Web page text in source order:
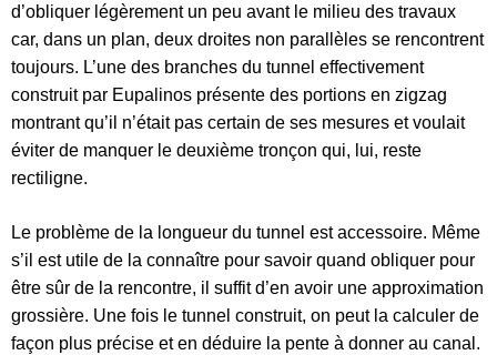
d’obliquer légèrement un peu avant le milieu des travaux
car, dans un plan, deux droites non parallèles se rencontrent
toujours. L’une des branches du tunnel effectivement
construit par Eupalinos présente des portions en zigzag
montrant qu’il n’était pas certain de ses mesures et voulait
éviter de manquer le deuxième tronçon qui, lui, reste
rectiligne.
Le problème de la longueur du tunnel est accessoire. Même
s’il est utile de la connaître pour savoir quand obliquer pour
être sûr de la rencontre, il suffit d’en avoir une approximation
grossière. Une fois le tunnel construit, on peut la calculer de
façon plus précise et en déduire la pente à donner au canal.